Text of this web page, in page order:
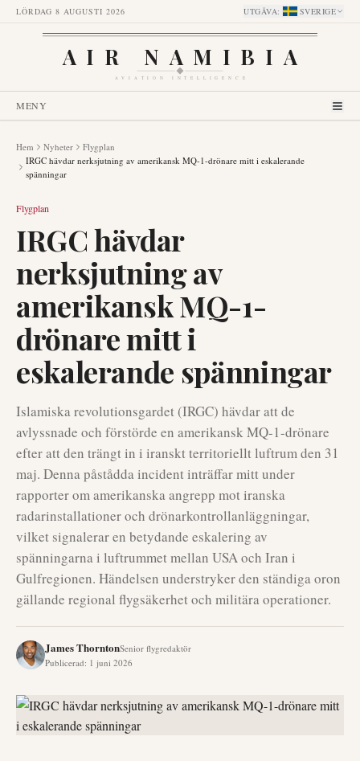
LÖRDAG 8 AUGUSTI 2026 UTGÅVA: SVERIGE
AIR NAMIBIA
AVIATION INTELLIGENCE
MENY
Hem Nyheter
Flygplan
IRGC hävdar nerksjutning av amerikansk MQ-1-drönare mitt i eskalerande
spänningar
Flygplan
IRGC hävdar
nerksjutning av
amerikansk MQ-1-
drönare mitt i
eskalerande spänningar
Islamiska revolutionsgardet (IRGC) hävdar att de
avlyssnade och förstörde en amerikansk MQ-1-drönare
efter att den trängt in i iranskt territoriellt luftrum den 31
maj. Denna påstådda incident inträffar mitt under
rapporter om amerikanska angrepp mot iranska
radarinstallationer och drönarkontrollanläggningar,
vilket signalerar en betydande eskalering av
spänningarna i luftrummet mellan USA och Iran i
Gulfregionen. Händelsen understryker den ständiga oron
gällande regional flygsäkerhet och militära operationer.
James ThorntonSenior flygredaktör
Publicerad: 1 juni 2026